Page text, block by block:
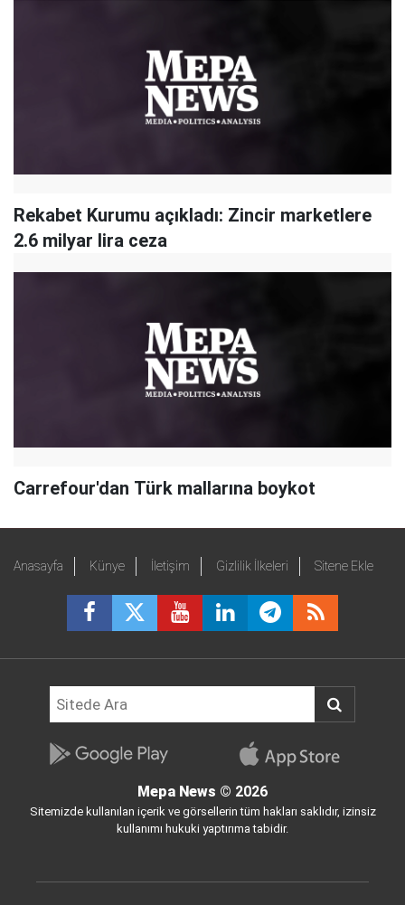
Rekabet Kurumu açıkladı: Zincir marketlere
2.6 milyar lira ceza
Carrefour'dan Türk mallarına boykot
Anasayfa Künye İletişim Gizlilik İlkeleri Sitene Ekle
Mepa News © 2026
Sitemizde kullanılan içerik ve görsellerin tüm hakları saklıdır, izinsiz
kullanımı hukuki yaptırıma tabidir.